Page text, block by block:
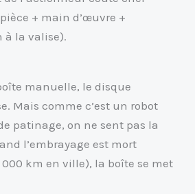
+ main d’œuvre +
à la valise).
manuelle, le disque
Mais comme c’est un robot
patinage, on ne sent pas la
l’embrayage est mort
000 km en ville), la boîte se met